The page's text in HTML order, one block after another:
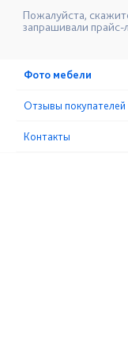
Пожалуйста,
запрашивали
Фото мебели
Отзывы покупателей
Контакты